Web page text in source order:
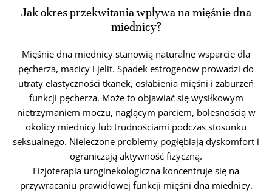
Jak okres przekwitania wpływa na mięśnie dna
miednicy?
Mięśnie dna miednicy stanowią naturalne wsparcie dla
pęcherza, macicy i jelit. Spadek estrogenów prowadzi do
utraty elastyczności tkanek, osłabienia mięśni i zaburzeń
funkcji pęcherza. Może to objawiać się wysiłkowym
nietrzymaniem moczu, naglącym parciem, bolesnością w
okolicy miednicy lub trudnościami podczas stosunku
seksualnego. Nieleczone problemy pogłębiają dyskomfort i
ograniczają aktywność fizyczną.
Fizjoterapia uroginekologiczna koncentruje się na
przywracaniu prawidłowej funkcji mięśni dna miednicy.